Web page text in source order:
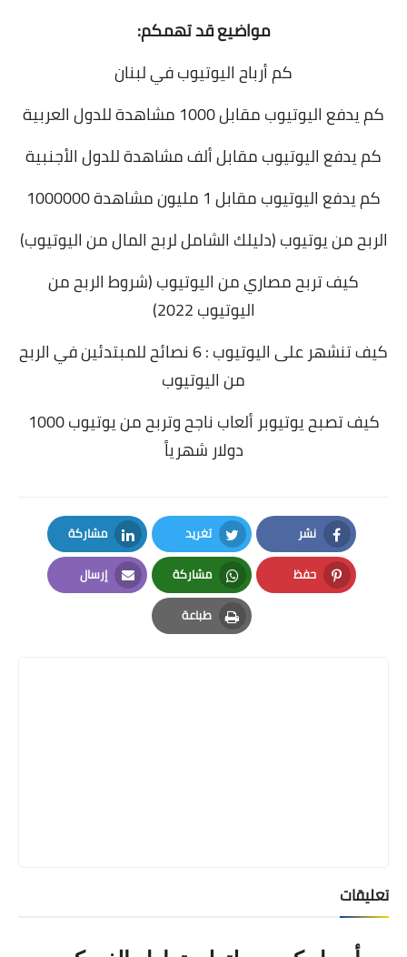
مواضيع قد تهمكم:
كم أرباح اليوتيوب في لبنان
كم يدفع اليوتيوب مقابل 1000 مشاهدة للدول العربية
كم يدفع اليوتيوب مقابل ألف مشاهدة للدول الأجنبية
كم يدفع اليوتيوب مقابل 1 مليون مشاهدة 1000000
الربح من يوتيوب (دليلك الشامل لربح المال من اليوتيوب)
كيف تربح مصاري من اليوتيوب (شروط الربح من
اليوتيوب 2022)
كيف تنشهر على اليوتيوب : 6 نصائح للمبتدئين في الربح
من اليوتيوب
كيف تصبح يوتيوبر ألعاب ناجح وتربح من يوتيوب 1000
دولار شهرياً
نشر
Facebook
تغريد
Twitter
مشاركة
LinkedIn
حفظ
Pinterest
مشاركة
Whatsapp
إرسال
Email
طباعة
Print
تعليقات